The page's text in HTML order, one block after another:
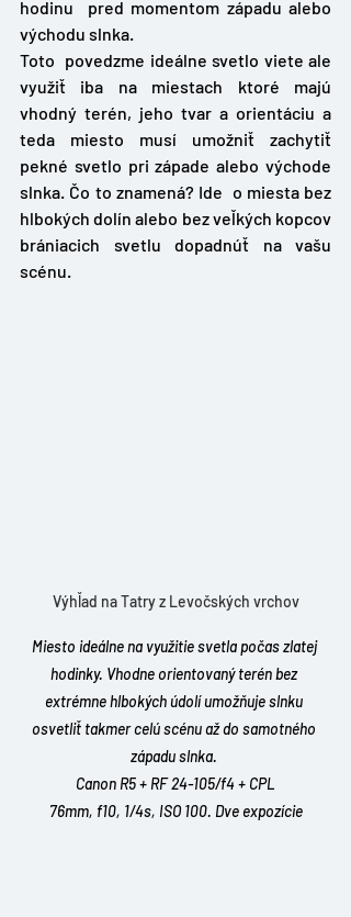
hodinu  pred momentom západu alebo
východu slnka.
Toto  povedzme ideálne svetlo viete ale
využiť iba na miestach ktoré majú
vhodný terén, jeho tvar a orientáciu a
teda miesto musí umožniť zachytiť
pekné svetlo pri západe alebo východe
slnka. Čo to znamená? Ide  o miesta bez
hlbokých dolín alebo bez veľkých kopcov
brániacich svetlu dopadnúť na vašu
scénu.
Výhľad na Tatry z Levočských vrchov
Miesto ideálne na využitie svetla počas zlatej
hodinky. Vhodne orientovaný terén bez
extrémne hlbokých údolí umožňuje slnku
osvetliť takmer celú scénu až do samotného
západu slnka.
Canon R5 + RF 24-105/f4 + CPL
76mm, f10, 1/4s, ISO 100. Dve expozície